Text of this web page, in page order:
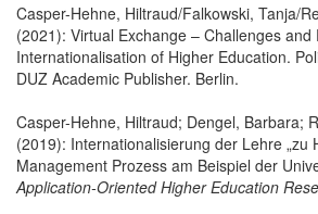
Casper-Hehne, Hiltraud/Falkowski, Tanja/
(2021): Virtual Exchange – Challenges and
Internationalisation of Higher Education.
DUZ Academic Publisher. Berlin.
Casper-Hehne, Hiltraud; Dengel, Barbara;
(2019): Internationalisierung der Lehre „zu
Management Prozess am Beispiel der
Application-Oriented Higher Education